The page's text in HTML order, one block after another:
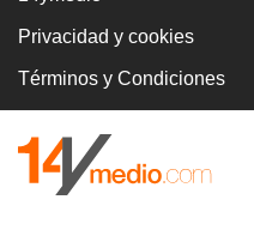
Privacidad y cookies
Términos y Condiciones